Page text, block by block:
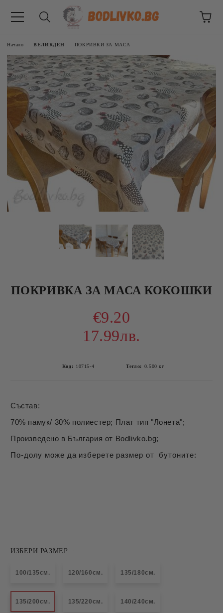
Начало ВЕЛИКДЕН ПОКРИВКИ ЗА МАСА
ПОКРИВКА ЗА МАСА КОКОШКИ
€9.20
17.99лв.
Код: 10715-4 Тегло: 0.500 кг
Състав:
70% памук/ 30% полиестер; Плат тип "Лонета";
Произведено в България от Bodlivko.bg;
По-долу може да изберете размер от бутоните:
ИЗБЕРИ РАЗМЕР: :
100/135см. 120/160см. 135/180см.
135/200см. 135/220см. 140/240см.